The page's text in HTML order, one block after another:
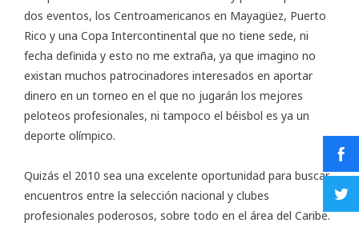
dos eventos, los Centroamericanos en Mayagüez, Puerto
Rico y una Copa Intercontinental que no tiene sede, ni
fecha definida y esto no me extraña, ya que imagino no
existan muchos patrocinadores interesados en aportar
dinero en un torneo en el que no jugarán los mejores
peloteos profesionales, ni tampoco el béisbol es ya un
deporte olímpico.
Quizás el 2010 sea una excelente oportunidad para buscar
encuentros entre la selección nacional y clubes
profesionales poderosos, sobre todo en el área del Caribe.